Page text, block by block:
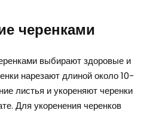
черенками
выбирают здоровые и
нарезают длиной около 10-
листья и укореняют черенки
Для укоренения черенков